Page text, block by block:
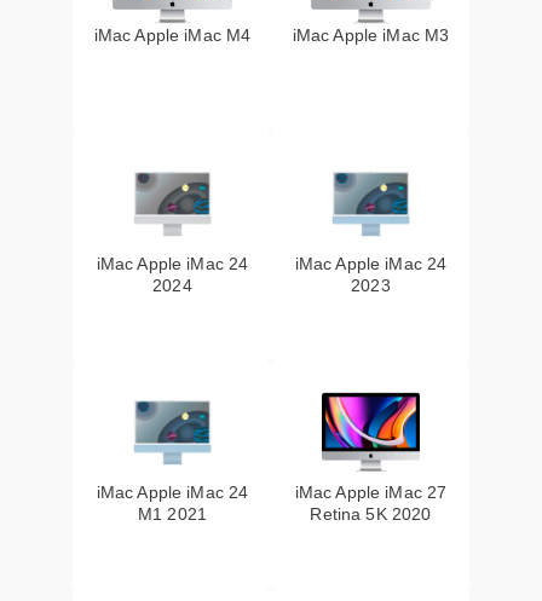
iMac Apple iMac M4 iMac Apple iMac M3
iMac Apple iMac 24
2024
iMac Apple iMac 24
2023
iMac Apple iMac 24
M1 2021
iMac Apple iMac 27
Retina 5K 2020